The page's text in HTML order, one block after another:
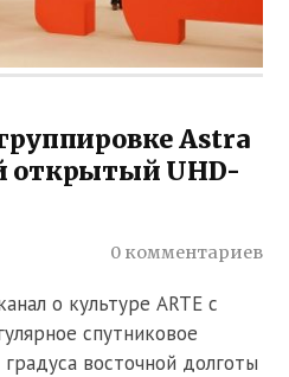
Astra
открытый UHD-
0 комментариев
о культуре ARTE c
спутниковое
восточной долготы